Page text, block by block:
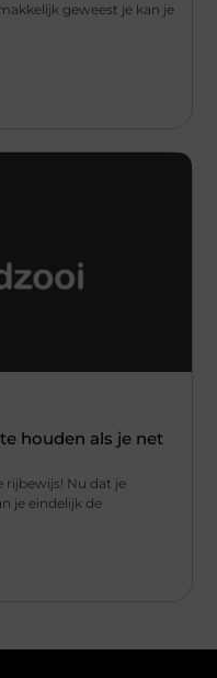
geweest je kan je
houden als je net
rijbewijs! Nu dat je
je eindelijk de